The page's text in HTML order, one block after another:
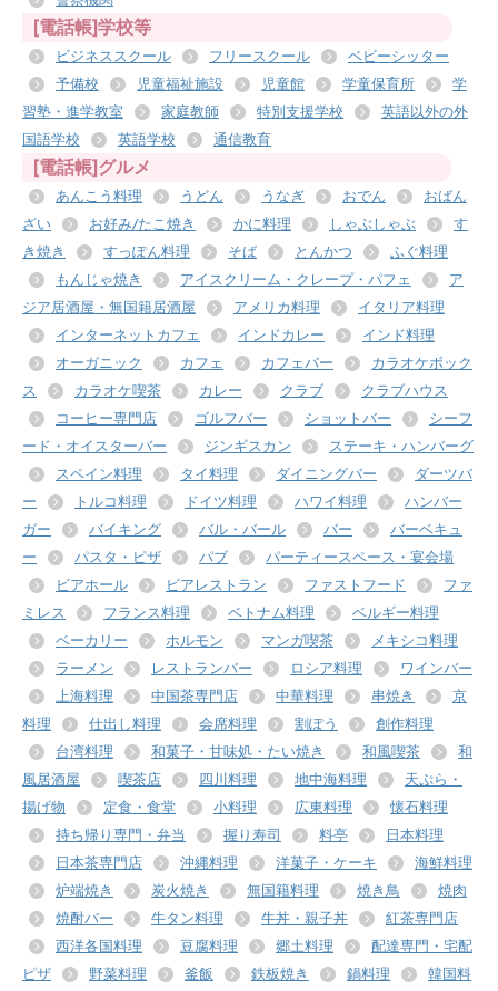
[電話帳]学校等
ビジネススクール フリースクール
ベビーシッター
予備校
児童福祉施設 児童館 学童保育所
学
習塾・進学教室
家庭教師 特別支援学校
英語以外の外
国語学校
英語学校 通信教育
[電話帳]グルメ
あんこう料理 うどん うなぎ おでん
おばん
ざい
お好み/たこ焼き かに料理 しゃぶしゃぶ
す
き焼き
すっぽん料理 そば とんかつ
ふぐ料理
もんじゃ焼き
アイスクリーム・クレープ・パフェ
ア
ジア居酒屋・無国籍居酒屋
アメリカ料理
イタリア料理
インターネットカフェ
インドカレー
インド料理
オーガニック
カフェ カフェバー
カラオケボック
ス
カラオケ喫茶 カレー クラブ
クラブハウス
コーヒー専門店
ゴルフバー ショットバー
シーフ
ード・オイスターバー
ジンギスカン
ステーキ・ハンバーグ
スペイン料理
タイ料理 ダイニングバー
ダーツバ
ー
トルコ料理 ドイツ料理 ハワイ料理
ハンバー
ガー
バイキング バル・バール バー
バーベキュ
ー
パスタ・ピザ パブ
パーティースペース・宴会場
ビアホール
ビアレストラン ファストフード
ファ
ミレス
フランス料理 ベトナム料理
ベルギー料理
ベーカリー
ホルモン マンガ喫茶
メキシコ料理
ラーメン
レストランバー ロシア料理
ワインバー
上海料理
中国茶専門店 中華料理 串焼き
京
料理
仕出し料理 会席料理 割ぽう
創作料理
台湾料理
和菓子・甘味処・たい焼き 和風喫茶
和
風居酒屋
喫茶店 四川料理 地中海料理
天ぷら・
揚げ物
定食・食堂 小料理 広東料理
懐石料理
持ち帰り専門・弁当
握り寿司 料亭
日本料理
日本茶専門店
沖縄料理 洋菓子・ケーキ
海鮮料理
炉端焼き
炭火焼き 無国籍料理 焼き鳥
焼肉
焼酎バー
牛タン料理 牛丼・親子丼
紅茶専門店
西洋各国料理
豆腐料理 郷土料理
配達専門・宅配
ピザ
野菜料理 釜飯 鉄板焼き 鍋料理
韓国料